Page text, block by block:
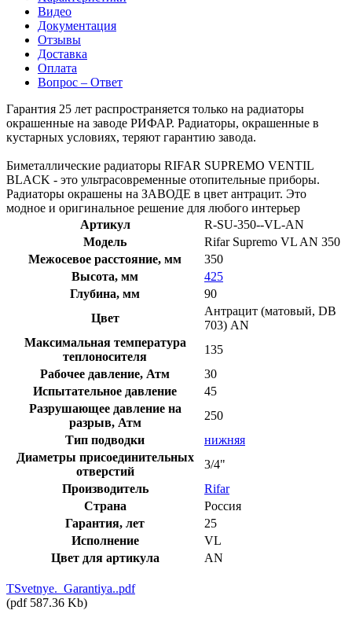
Видео
Документация
Отзывы
Доставка
Оплата
Вопрос – Ответ
Гарантия 25 лет распространяется только на радиаторы
окрашенные на заводе РИФАР. Радиаторы, окрашенные в
кустарных условиях, теряют гарантию завода.
Биметаллические радиаторы RIFAR SUPREMO VENTIL
BLACK - это ультрасовременные отопительные приборы.
Радиаторы окрашены на ЗАВОДЕ в цвет антрацит. Это
модное и оригинальное решение для любого интерьер
Артикул
R-SU-350--VL-AN
Модель
Rifar Supremo VL AN 350
Межосевое расстояние, мм
350
Высота, мм
425
Глубина, мм
90
Цвет
Антрацит (матовый, DB
703) AN
Максимальная температура
теплоносителя
135
Рабочее давление, Атм
30
Испытательное давление
45
Разрушающее давление на
разрыв, Атм
250
Тип подводки
нижняя
Диаметры присоединительных
отверстий
3/4"
Производитель
Rifar
Страна
Россия
Гарантия, лет
25
Исполнение
VL
Цвет для артикула
AN
TSvetnye._Garantiya..pdf
(pdf 587.36 Kb)